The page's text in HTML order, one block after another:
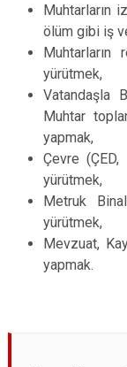
Muhtarların
ölüm gibi iş
yürütmek,
Vatandaşla
Muhtar
yapmak,
Çevre
yürütmek,
Metruk
yürütmek,
Mevzuat,
yapmak.